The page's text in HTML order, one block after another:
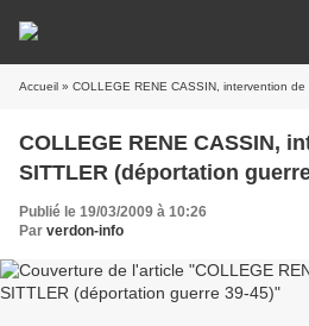
Accueil » COLLEGE RENE CASSIN, intervention de
COLLEGE RENE CASSIN,
SITTLER (déportation
Publié le 19/03/2009 à 10:26
Par verdon-info